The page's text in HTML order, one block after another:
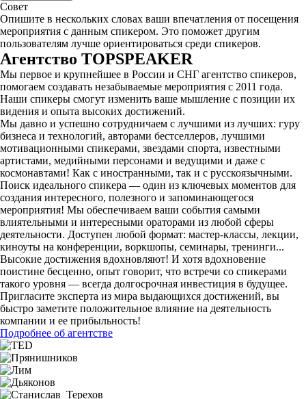
Совет
Опишите в нескольких словах ваши впечатления от посещения
мероприятия с данным спикером. Это поможет другим
пользователям лучше ориентироваться среди спикеров.
Агентство TOPSPEAKER
Мы первое и крупнейшее в России и СНГ агентство спикеров,
помогаем создавать незабываемые мероприятия с 2011 года.
Наши спикеры смогут изменить ваше мышление с позиции их
видения и опыта высоких достижений.
Мы давно и успешно сотрудничаем с лучшими из лучших: гуру
бизнеса и технологий, авторами бестселлеров, лучшими
мотивационными спикерами, звездами спорта, известными
артистами, медийными персонами и ведущими и даже с
космонавтами! Как с иностранными, так и с русскоязычными.
Поиск идеального спикера — один из ключевых моментов для
создания интересного, полезного и запоминающегося
мероприятия! Мы обеспечиваем ваши события самыми
влиятельными и интересными ораторами из любой сферы
деятельности. Доступен любой формат: мастер-классы, лекции,
киноуты на конференции, воркшопы, семинары, тренинги...
Высокие достижения вдохновляют! И хотя вдохновение
поистине бесценно, опыт говорит, что встречи со спикерами
такого уровня — всегда долгосрочная инвестиция в будущее.
Пригласите эксперта из мира выдающихся достижений, вы
быстро заметите положительное влияние на деятельность
компании и ее прибыльность!
Подробнее об агентстве